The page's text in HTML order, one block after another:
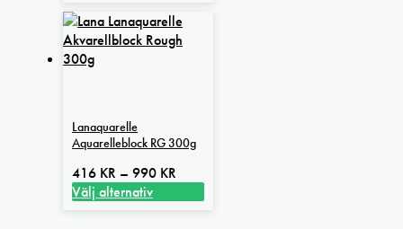
Lanaquarelle
Aquarelleblock RG 300g
416 KR – 990 KR
416 kr
Välj alternativ